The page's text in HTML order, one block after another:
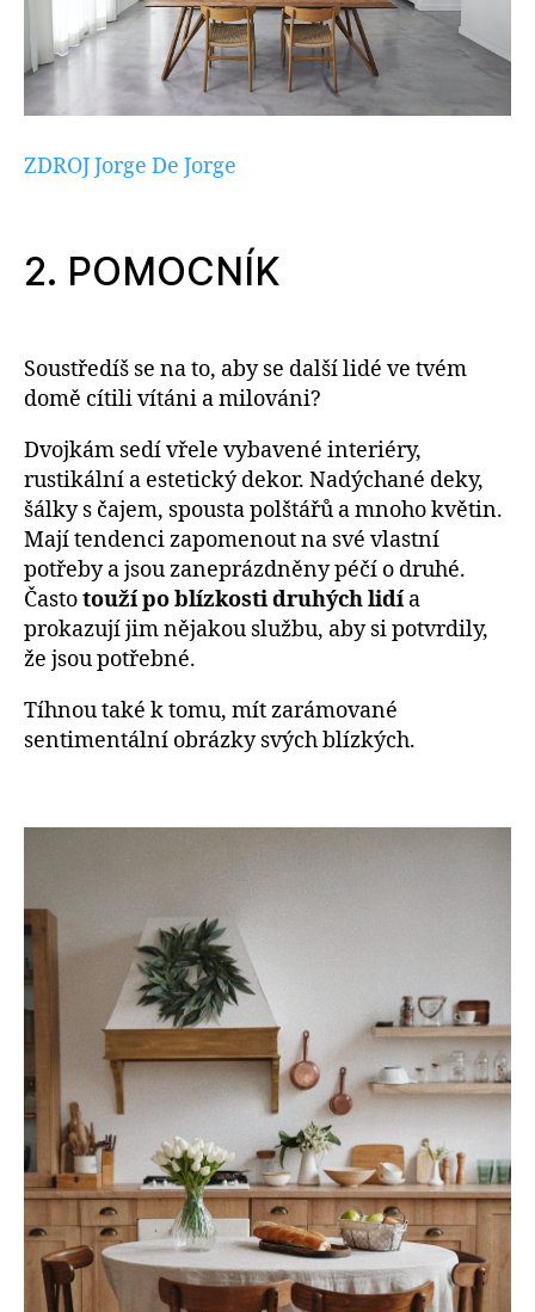
ZDROJ Jorge De Jorge
2. POMOCNÍK
Soustředíš se na to, aby se další lidé ve tvém
domě cítili vítáni a milováni?
Dvojkám sedí vřele vybavené interiéry,
rustikální a estetický dekor. Nadýchané deky,
šálky s čajem, spousta polštářů a mnoho květin.
Mají tendenci zapomenout na své vlastní
potřeby a jsou zaneprázdněny péčí o druhé.
Častotouží po blízkosti druhých lidía
prokazují jim nějakou službu, aby si potvrdily,
že jsou potřebné.
Tíhnou také k tomu, mít zarámované
sentimentální obrázky svých blízkých.